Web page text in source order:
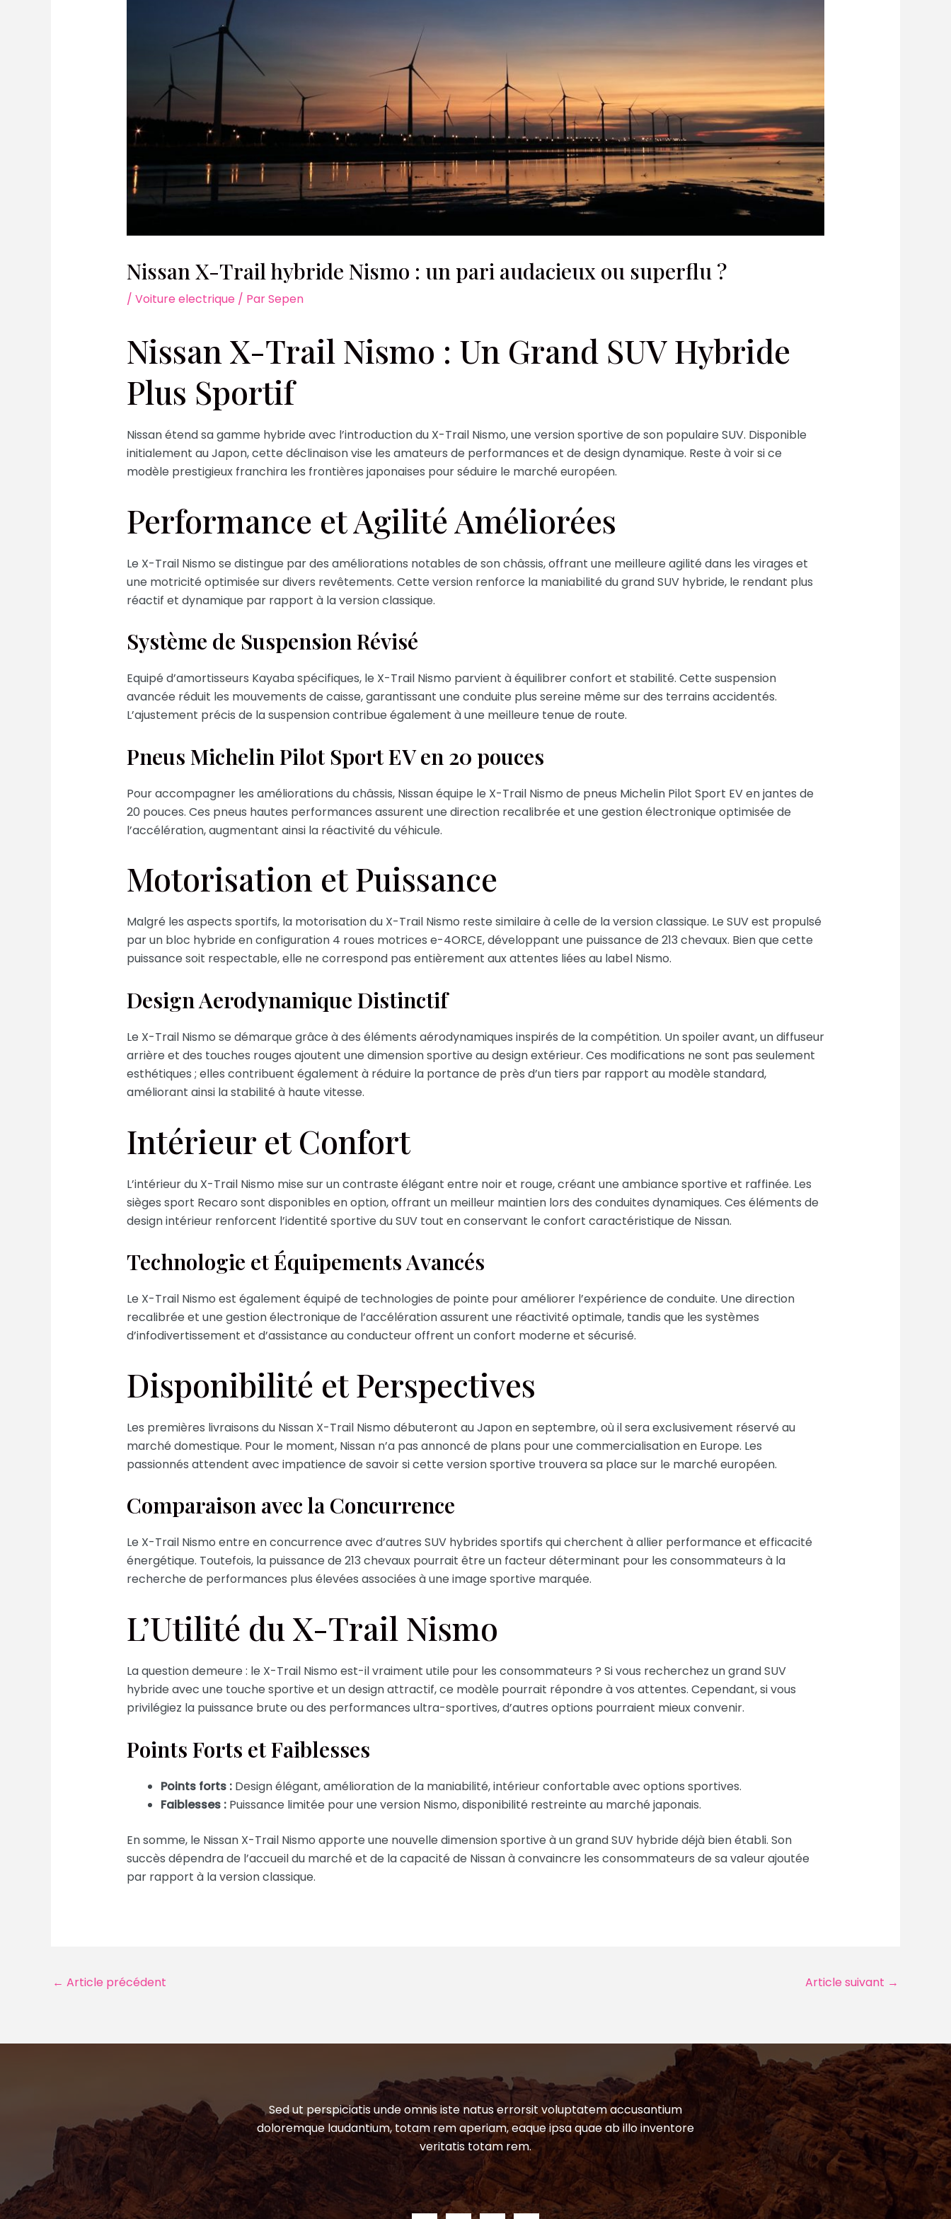
Nissan X-Trail hybride Nismo : un pari audacieux ou superflu ?
/ Voiture electrique / ParSepen
Nissan X-Trail Nismo : Un Grand SUV Hybride
Plus Sportif
Nissan étend sa gamme hybride avec l’introduction du X-Trail Nismo, une version sportive de son populaire SUV. Disponible
initialement au Japon, cette déclinaison vise les amateurs de performances et de design dynamique. Reste à voir si ce
modèle prestigieux franchira les frontières japonaises pour séduire le marché européen.
Performance et Agilité Améliorées
Le X-Trail Nismo se distingue par des améliorations notables de son châssis, offrant une meilleure agilité dans les virages et
une motricité optimisée sur divers revêtements. Cette version renforce la maniabilité du grand SUV hybride, le rendant plus
réactif et dynamique par rapport à la version classique.
Système de Suspension Révisé
Equipé d’amortisseurs Kayaba spécifiques, le X-Trail Nismo parvient à équilibrer confort et stabilité. Cette suspension
avancée réduit les mouvements de caisse, garantissant une conduite plus sereine même sur des terrains accidentés.
L’ajustement précis de la suspension contribue également à une meilleure tenue de route.
Pneus Michelin Pilot Sport EV en 20 pouces
Pour accompagner les améliorations du châssis, Nissan équipe le X-Trail Nismo de pneus Michelin Pilot Sport EV en jantes de
20 pouces. Ces pneus hautes performances assurent une direction recalibrée et une gestion électronique optimisée de
l’accélération, augmentant ainsi la réactivité du véhicule.
Motorisation et Puissance
Malgré les aspects sportifs, la motorisation du X-Trail Nismo reste similaire à celle de la version classique. Le SUV est propulsé
par un bloc hybride en configuration 4 roues motrices e-4ORCE, développant une puissance de 213 chevaux. Bien que cette
puissance soit respectable, elle ne correspond pas entièrement aux attentes liées au label Nismo.
Design Aerodynamique Distinctif
Le X-Trail Nismo se démarque grâce à des éléments aérodynamiques inspirés de la compétition. Un spoiler avant, un diffuseur
arrière et des touches rouges ajoutent une dimension sportive au design extérieur. Ces modifications ne sont pas seulement
esthétiques ; elles contribuent également à réduire la portance de près d’un tiers par rapport au modèle standard,
améliorant ainsi la stabilité à haute vitesse.
Intérieur et Confort
L’intérieur du X-Trail Nismo mise sur un contraste élégant entre noir et rouge, créant une ambiance sportive et raffinée. Les
sièges sport Recaro sont disponibles en option, offrant un meilleur maintien lors des conduites dynamiques. Ces éléments de
design intérieur renforcent l’identité sportive du SUV tout en conservant le confort caractéristique de Nissan.
Technologie et Équipements Avancés
Le X-Trail Nismo est également équipé de technologies de pointe pour améliorer l’expérience de conduite. Une direction
recalibrée et une gestion électronique de l’accélération assurent une réactivité optimale, tandis que les systèmes
d’infodivertissement et d’assistance au conducteur offrent un confort moderne et sécurisé.
Disponibilité et Perspectives
Les premières livraisons du Nissan X-Trail Nismo débuteront au Japon en septembre, où il sera exclusivement réservé au
marché domestique. Pour le moment, Nissan n’a pas annoncé de plans pour une commercialisation en Europe. Les
passionnés attendent avec impatience de savoir si cette version sportive trouvera sa place sur le marché européen.
Comparaison avec la Concurrence
Le X-Trail Nismo entre en concurrence avec d’autres SUV hybrides sportifs qui cherchent à allier performance et efficacité
énergétique. Toutefois, la puissance de 213 chevaux pourrait être un facteur déterminant pour les consommateurs à la
recherche de performances plus élevées associées à une image sportive marquée.
L’Utilité du X-Trail Nismo
La question demeure : le X-Trail Nismo est-il vraiment utile pour les consommateurs ? Si vous recherchez un grand SUV
hybride avec une touche sportive et un design attractif, ce modèle pourrait répondre à vos attentes. Cependant, si vous
privilégiez la puissance brute ou des performances ultra-sportives, d’autres options pourraient mieux convenir.
Points Forts et Faiblesses
Points forts :Design élégant, amélioration de la maniabilité, intérieur confortable avec options sportives.
Faiblesses :Puissance limitée pour une version Nismo, disponibilité restreinte au marché japonais.
En somme, le Nissan X-Trail Nismo apporte une nouvelle dimension sportive à un grand SUV hybride déjà bien établi. Son
succès dépendra de l’accueil du marché et de la capacité de Nissan à convaincre les consommateurs de sa valeur ajoutée
par rapport à la version classique.
Navigation
← Article précédent Article suivant →
Sed ut perspiciatis unde omnis iste natus errorsit voluptatem accusantium
doloremque laudantium, totam rem aperiam, eaque ipsa quae ab illo inventore
veritatis totam rem.